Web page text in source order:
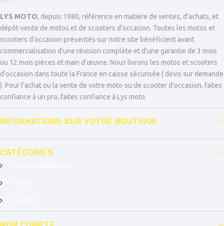
LYS MOTO, depuis 1980, référence en matière de ventes, d'achats, et
dépôt-vente de motos et de scooters d'occasion. Toutes les motos et
scooters d'occasion présentés sur notre site bénéficient avant
commercialisation d'une révision complète et d'une garantie de 3 mois
ou 12 mois pièces et main d’œuvre. Nous livrons les motos et scooters
d'occasion dans toute la France en caisse sécurisée ( devis sur demande
). Pour l'achat ou la vente de votre moto ou de scooter d'occasion, faites
confiance à un pro, faites confiance à Lys moto.
INFORMATIONS SUR VOTRE BOUTIQUE
CATÉGORIES